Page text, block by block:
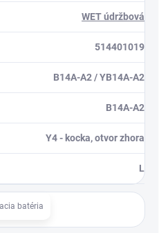
WET údržbová
514401019
B14A-A2 / YB14A-A2
B14A-A2
Y4 - kocka, otvor zhora
L
batéria